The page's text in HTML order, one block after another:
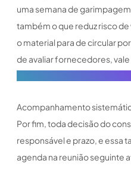
uma semana de
também o que reduz risco
o material para de circular
de avaliar fornecedores,
Acompanhamento
Por fim, toda decisão do
responsável e prazo, e essa
agenda na reunião seguinte